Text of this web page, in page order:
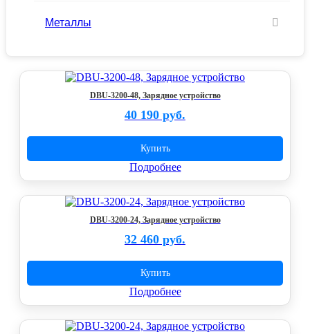
Металлы
DBU-3200-48, Зарядное устройство
40 190 руб.
Купить
Подробнее
DBU-3200-24, Зарядное устройство
32 460 руб.
Купить
Подробнее